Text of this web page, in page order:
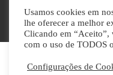
Usamos cookies em
lhe oferecer a melhor
Clicando em “Aceito”,
com o uso de TODOS
Configurações de